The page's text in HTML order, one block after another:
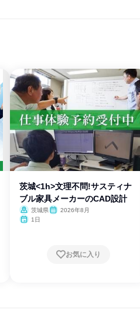
茨城<1h>文理不問!サスティナ
ブル家具メーカーのCAD設計
茨城県
2026年8月
1日
お気に入り